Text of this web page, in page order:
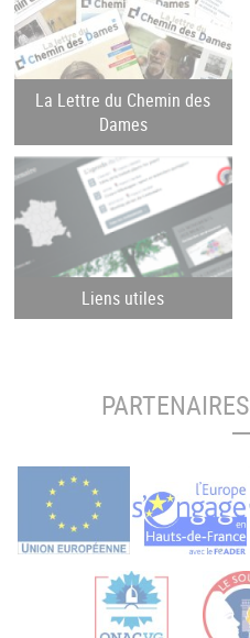
La Lettre du Chemin des
Dames
Liens utiles
PARTENAIRES